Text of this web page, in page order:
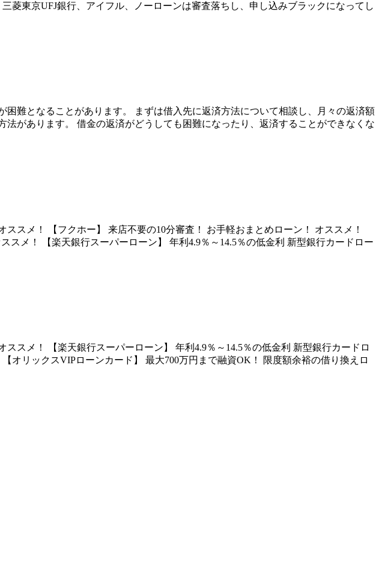
菱東京UFJ銀行、アイフル、ノーローンは審査落ちし、申し込みブラックになってし
難となることがあります。 まずは借入先に返済方法について相談し、月々の返済額
があります。 借金の返済がどうしても困難になったり、返済することができなくな
スメ！ 【フクホー】 来店不要の10分審査！ お手軽おまとめローン！ オススメ！
スメ！ 【楽天銀行スーパーローン】 年利4.9％～14.5％の低金利 新型銀行カードロー
スメ！ 【楽天銀行スーパーローン】 年利4.9％～14.5％の低金利 新型銀行カードロ
オリックスVIPローンカード】 最大700万円まで融資OK！ 限度額余裕の借り換えロ